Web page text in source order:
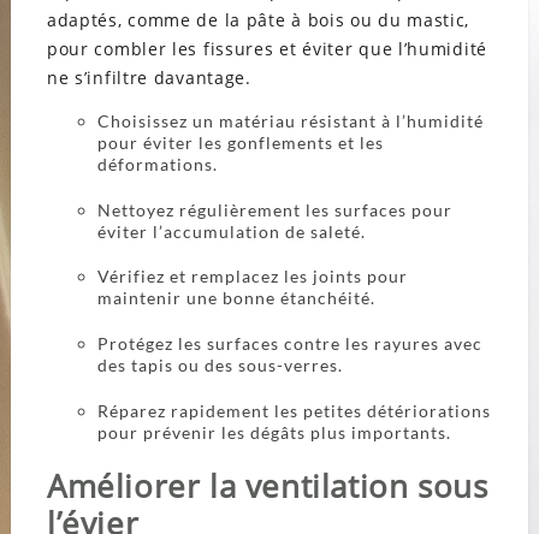
adaptés, comme de la pâte à bois ou du mastic,
pour combler les fissures et éviter que l’humidité
ne s’infiltre davantage.
Choisissez un matériau résistant à l’humidité
pour éviter les gonflements et les
déformations.
Nettoyez régulièrement les surfaces pour
éviter l’accumulation de saleté.
Vérifiez et remplacez les joints pour
maintenir une bonne étanchéité.
Protégez les surfaces contre les rayures avec
des tapis ou des sous-verres.
Réparez rapidement les petites détériorations
pour prévenir les dégâts plus importants.
Améliorer la ventilation sous
l’évier